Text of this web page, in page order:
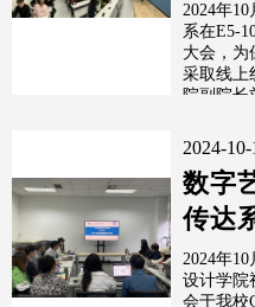
2024年
系在E5-
大会，为
采取线上
院副院长
2024-10-
数字
传达
学习
2024年
设计学院
会于我校